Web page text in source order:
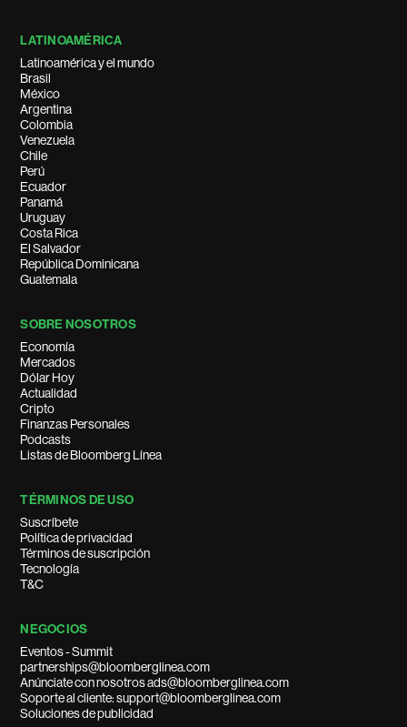
LATINOAMÉRICA
Latinoamérica y el mundo
Brasil
México
Argentina
Colombia
Venezuela
Chile
Perú
Ecuador
Panamá
Uruguay
Costa Rica
El Salvador
República Dominicana
Guatemala
SOBRE NOSOTROS
Economía
Mercados
Dólar Hoy
Actualidad
Cripto
Finanzas Personales
Podcasts
Listas de Bloomberg Línea
TÉRMINOS DE USO
Suscríbete
Política de privacidad
Términos de suscripción
Tecnología
T&C
NEGOCIOS
Eventos - Summit
partnerships@bloomberglinea.com
Anúnciate con nosotros ads@bloomberglinea.com
Soporte al cliente: support@bloomberglinea.com
Soluciones de publicidad